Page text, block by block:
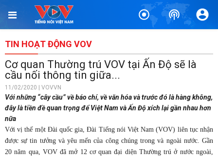
TIN HOẠT ĐỘNG VOV
Cơ quan Thường trú VOV tại Ấn Độ sẽ là
cầu nối thông tin giữa...
11/02/2020 | VOVVN
Với những “cây cầu” về báo chí, về văn hóa và trước đó là hàng không,
đây là tiền đề quan trọng để Việt Nam và Ấn Độ xích lại gần nhau hơn
nữa
Với vị thế một Đài quốc gia, Đài Tiếng nói Việt Nam (VOV) liên tục nhận
được sự tin tưởng và yêu mến của công chúng trong và ngoài nước. Gần
20 năm qua, VOV đã mở 12 cơ quan đại diện Thường trú ở nước ngoài,